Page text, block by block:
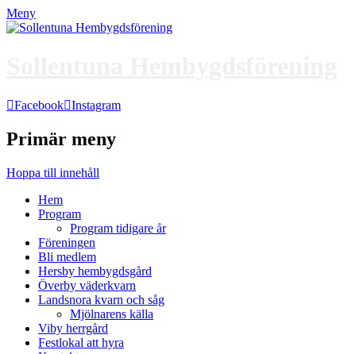
Meny
Facebook Instagram
Primär meny
Hoppa till innehåll
Hem
Program
Program tidigare år
Föreningen
Bli medlem
Hersby hembygdsgård
Överby väderkvarn
Landsnora kvarn och såg
Mjölnarens källa
Viby herrgård
Festlokal att hyra